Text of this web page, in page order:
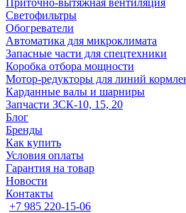
Приточно-вытяжная вентиляция
Светофильтры
Обогреватели
Автоматика для микроклимата
Запасные части для спецтехники
Коробка отбора мощности
Мотор-редукторы для линий
Карданные валы и шарниры
Запчасти ЗСК-10, 15, 20
Блог
Бренды
Как купить
Условия оплаты
Гарантия на товар
Новости
Контакты
+7 985 220-15-06